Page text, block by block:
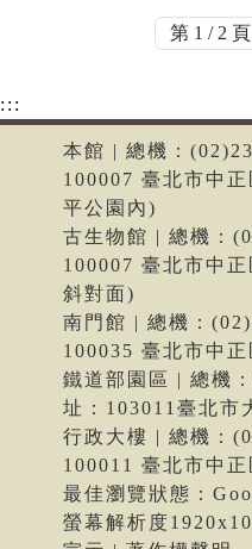
:::
本館 | 總機：
100007 臺北市中
平公園內)
古生物館 | 總機：
100007 臺北市中
斜對面)
南門館 | 總機：
100035 臺北市中
鐵道部園區 | 總機
址：103011臺北市
行政大樓 | 總機：
100011 臺北市中
最佳瀏覽狀態：
螢幕解析度